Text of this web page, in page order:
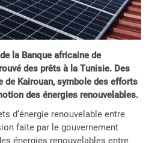
la Banque africaine de
des prêts à la Tunisie. Des
de Kairouan, symbole des efforts
des énergies renouvelables.
d’énergie renouvelable entre
faite par le gouvernement
énergies renouvelables entre